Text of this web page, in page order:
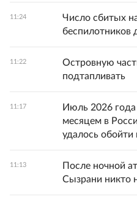
11:24
Число сбитых
беспилотников
11:22
Островную
подтапливать
11:17
Июль 2026
месяцем в
удалось обойти
11:13
После ночной
Сызрани никто